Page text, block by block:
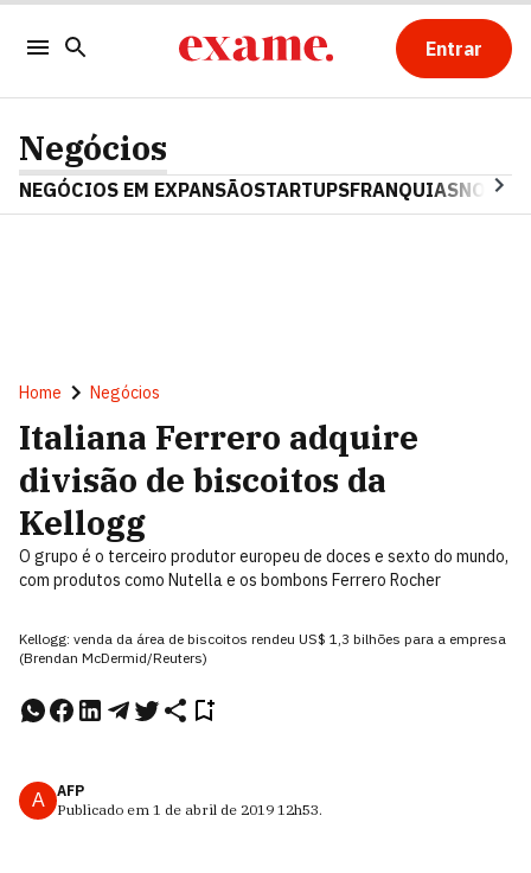
Entrar
Negócios
NEGÓCIOS EM EXPANSÃOSTARTUPSFRANQUIAS
Home Negócios
Italiana Ferrero adquire
divisão de biscoitos da
Kellogg
O grupo é o terceiro produtor europeu de doces e sexto do mundo,
com produtos como Nutella e os bombons Ferrero Rocher
Kellogg: venda da área de biscoitos rendeu US$ 1,3 bilhões para a empresa
(Brendan McDermid/Reuters)
A
AFP
Publicado em 1 de abril de 2019 12h53.